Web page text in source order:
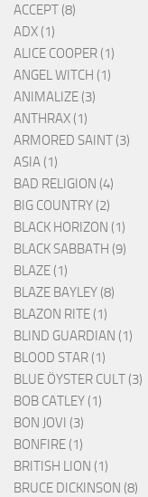
ACCEPT (8)
ADX (1)
ALICE COOPER (1)
ANGEL WITCH (1)
ANIMALIZE (3)
ANTHRAX (1)
ARMORED SAINT (3)
ASIA (1)
BAD RELIGION (4)
BIG COUNTRY (2)
BLACK HORIZON (1)
BLACK SABBATH (9)
BLAZE (1)
BLAZE BAYLEY (8)
BLAZON RITE (1)
BLIND GUARDIAN (1)
BLOOD STAR (1)
BLUE ÖYSTER CULT (3)
BOB CATLEY (1)
BON JOVI (3)
BONFIRE (1)
BRITISH LION (1)
BRUCE DICKINSON (8)